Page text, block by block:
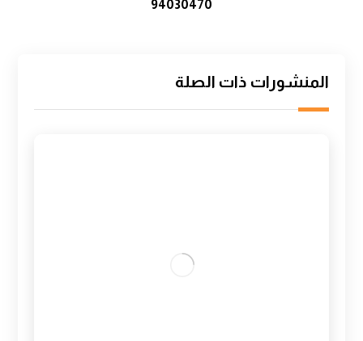
94030470
المنشورات ذات الصلة